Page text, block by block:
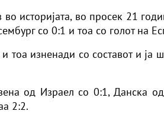
историјата, во просек 21
со 0:1 и тоа со голот на
тоа изненади со составот и ја
од Израел со 0:1, Данска
2:2.